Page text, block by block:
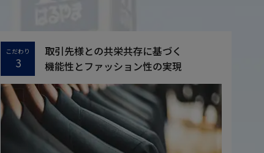
こだわり
3
取引先様との共栄共存に基づく
機能性とファッション性の実現